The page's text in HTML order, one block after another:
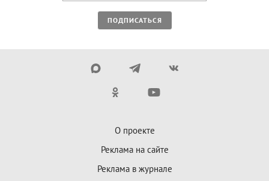
ПОДПИСАТЬСЯ
О проекте
Реклама на сайте
Реклама в журнале